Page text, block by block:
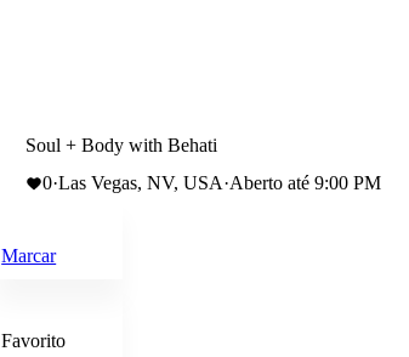
Soul + Body with Behati
0·Las Vegas, NV, USA·Aberto até 9:00 PM
Marcar
Favorito